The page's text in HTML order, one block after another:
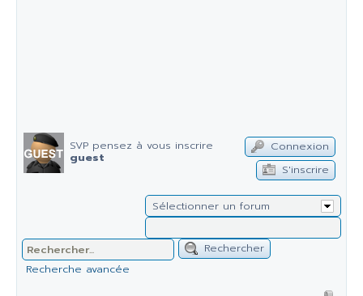
SVP pensez à vous inscrire
guest
Connexion
S'inscrire
Sélectionner un forum
Rechercher
Recherche avancée